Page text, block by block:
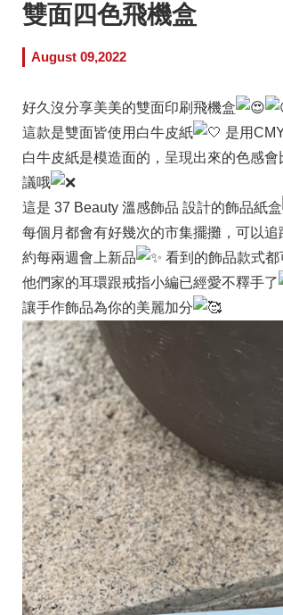
雙面四色飛機盒
August 09,2022
好久沒分享美美的雙面印刷飛機盒
這款是雙面皆使用白牛皮紙
是用
白牛皮紙是模造面的，呈現出來的色感會
議哦
這是 37 Beauty 溫感飾品 設計的飾品紙盒
每個月都會有好幾次的市集擺攤，可以
約每兩週會上新品
看到的飾品款式
他們家的耳環跟戒指小編已經愛不釋手了
讓手作飾品為你的美麗加分